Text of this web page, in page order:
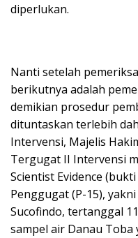
diperlukan.
Nanti setelah
berikutnya adalah
demikian prosedur
dituntaskan terlebih
Intervensi, Majelis
Tergugat II Intervensi
Scientist Evidence
Penggugat (P-15),
Sucofindo, tertanggal
sampel air Danau Toba